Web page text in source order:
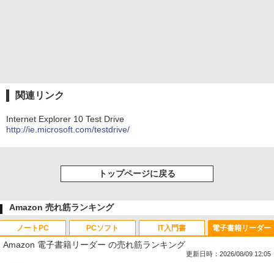
関連リンク
Internet Explorer 10 Test Drive
http://ie.microsoft.com/testdrive/
トップページに戻る
Amazon 売れ筋ランキング
ノートPC PCソフト IT入門書 電子書籍リーダー
Amazon 電子書籍リーダー の売れ筋ランキング
更新日時：2026/08/09 12:05